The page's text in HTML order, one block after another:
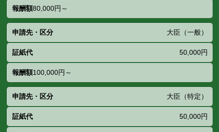
80,000円～
大臣（一般）
50,000円
100,000円～
大臣（特定）
50,000円